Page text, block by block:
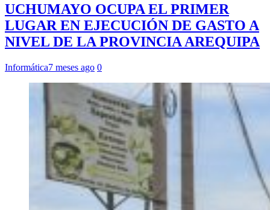
UCHUMAYO OCUPA EL PRIMER
LUGAR EN EJECUCIÓN DE GASTO A
NIVEL DE LA PROVINCIA AREQUIPA
Informática7 meses ago 0